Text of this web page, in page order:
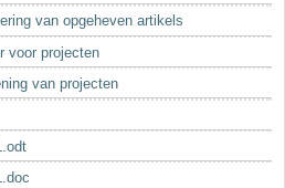
van opgeheven artikels
voor projecten
van projecten